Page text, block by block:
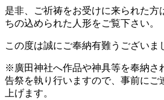
是非、ご祈祷をお受けに来られた方
ちの込められた人形をご覧下さい。
この度は誠にご奉納有難うございま
※廣田神社へ作品や神具等を奉納さ
告祭を執り行いますので、事前にご
上げます。